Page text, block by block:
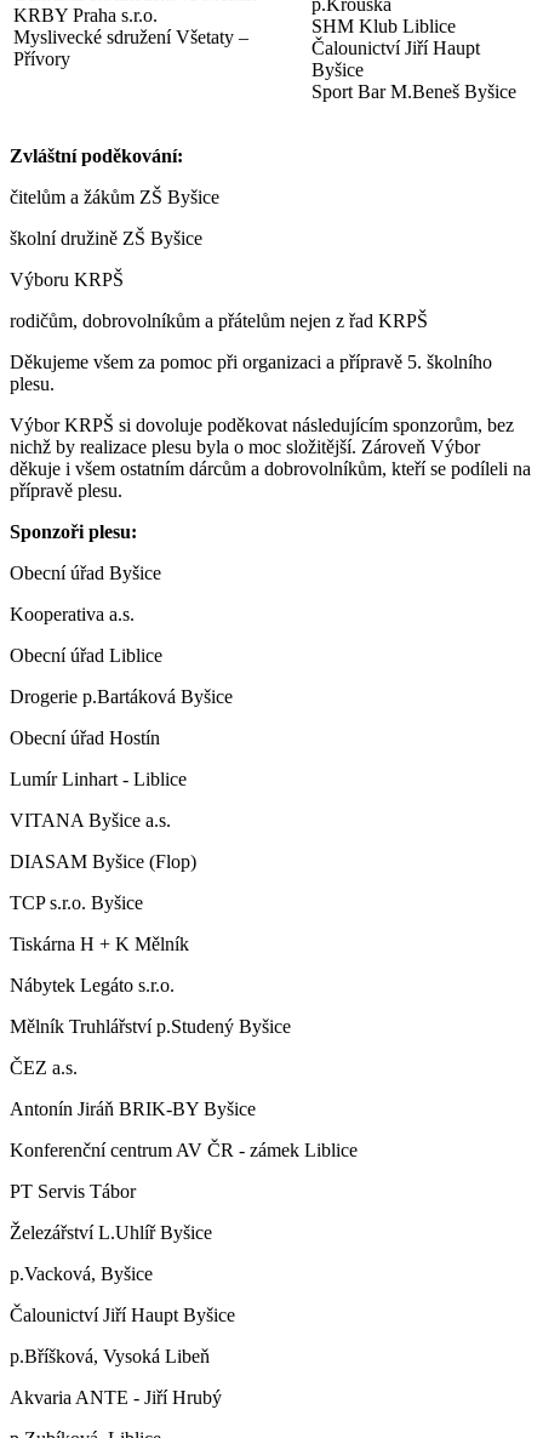
KRBY Praha s.r.o.
Myslivecké sdružení Všetaty –
Přívory
p.Krouská
SHM Klub Liblice
Čalounictví Jiří Haupt
Byšice
Sport Bar M.Beneš Byšice
Zvláštní poděkování:
čitelům a žákům ZŠ Byšice
školní družině ZŠ Byšice
Výboru KRPŠ
rodičům, dobrovolníkům a přátelům nejen z řad KRPŠ
Děkujeme všem za pomoc při organizaci a přípravě 5. školního
plesu.
Výbor KRPŠ si dovoluje poděkovat následujícím sponzorům, bez
nichž by realizace plesu byla o moc složitější. Zároveň Výbor
děkuje i všem ostatním dárcům a dobrovolníkům, kteří se podíleli na
přípravě plesu.
Sponzoři plesu:
Obecní úřad Byšice
Kooperativa a.s.
Obecní úřad Liblice
Drogerie p.Bartáková Byšice
Obecní úřad Hostín
Lumír Linhart - Liblice
VITANA Byšice a.s.
DIASAM Byšice (Flop)
TCP s.r.o. Byšice
Tiskárna H + K Mělník
Nábytek Legáto s.r.o.
Mělník Truhlářství p.Studený Byšice
ČEZ a.s.
Antonín Jiráň BRIK-BY Byšice
Konferenční centrum AV ČR - zámek Liblice
PT Servis Tábor
Železářství L.Uhlíř Byšice
p.Vacková, Byšice
Čalounictví Jiří Haupt Byšice
p.Bříšková, Vysoká Libeň
Akvaria ANTE - Jiří Hrubý